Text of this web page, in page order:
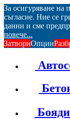
За осигуряване на
съгласие. Ние се
данни и сме
повече...
ЗатвориОпции